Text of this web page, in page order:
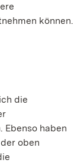
können.
die
Ebenso haben
oben